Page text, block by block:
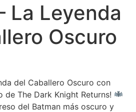
La Leyenda
Oscuro
del Caballero Oscuro con
de The Dark Knight Returns!
del Batman más oscuro y